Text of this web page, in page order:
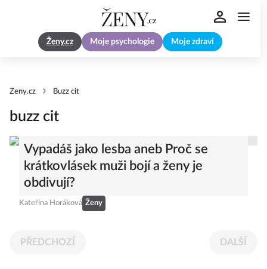
Ženy.cz Moje psychologie Moje zdraví
Zeny.cz Buzz cit
buzz cit
Vypadáš jako lesba aneb Proč se
krátkovlásek muži bojí a ženy je
obdivují?
Kateřina Horáková Ženy
PŘEDCHOZÍ DALŠÍ